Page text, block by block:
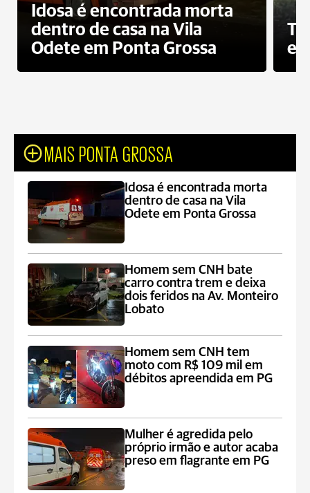
Idosa é encontrada morta
dentro de casa na Vila
Odete em Ponta Grossa
e
MAIS PONTA GROSSA
Idosa é encontrada morta
dentro de casa na Vila
Odete em Ponta Grossa
Homem sem CNH bate
carro contra trem e deixa
dois feridos na Av. Monteiro
Lobato
Homem sem CNH tem
moto com R$ 109 mil em
débitos apreendida em PG
Mulher é agredida pelo
próprio irmão e autor acaba
preso em flagrante em PG